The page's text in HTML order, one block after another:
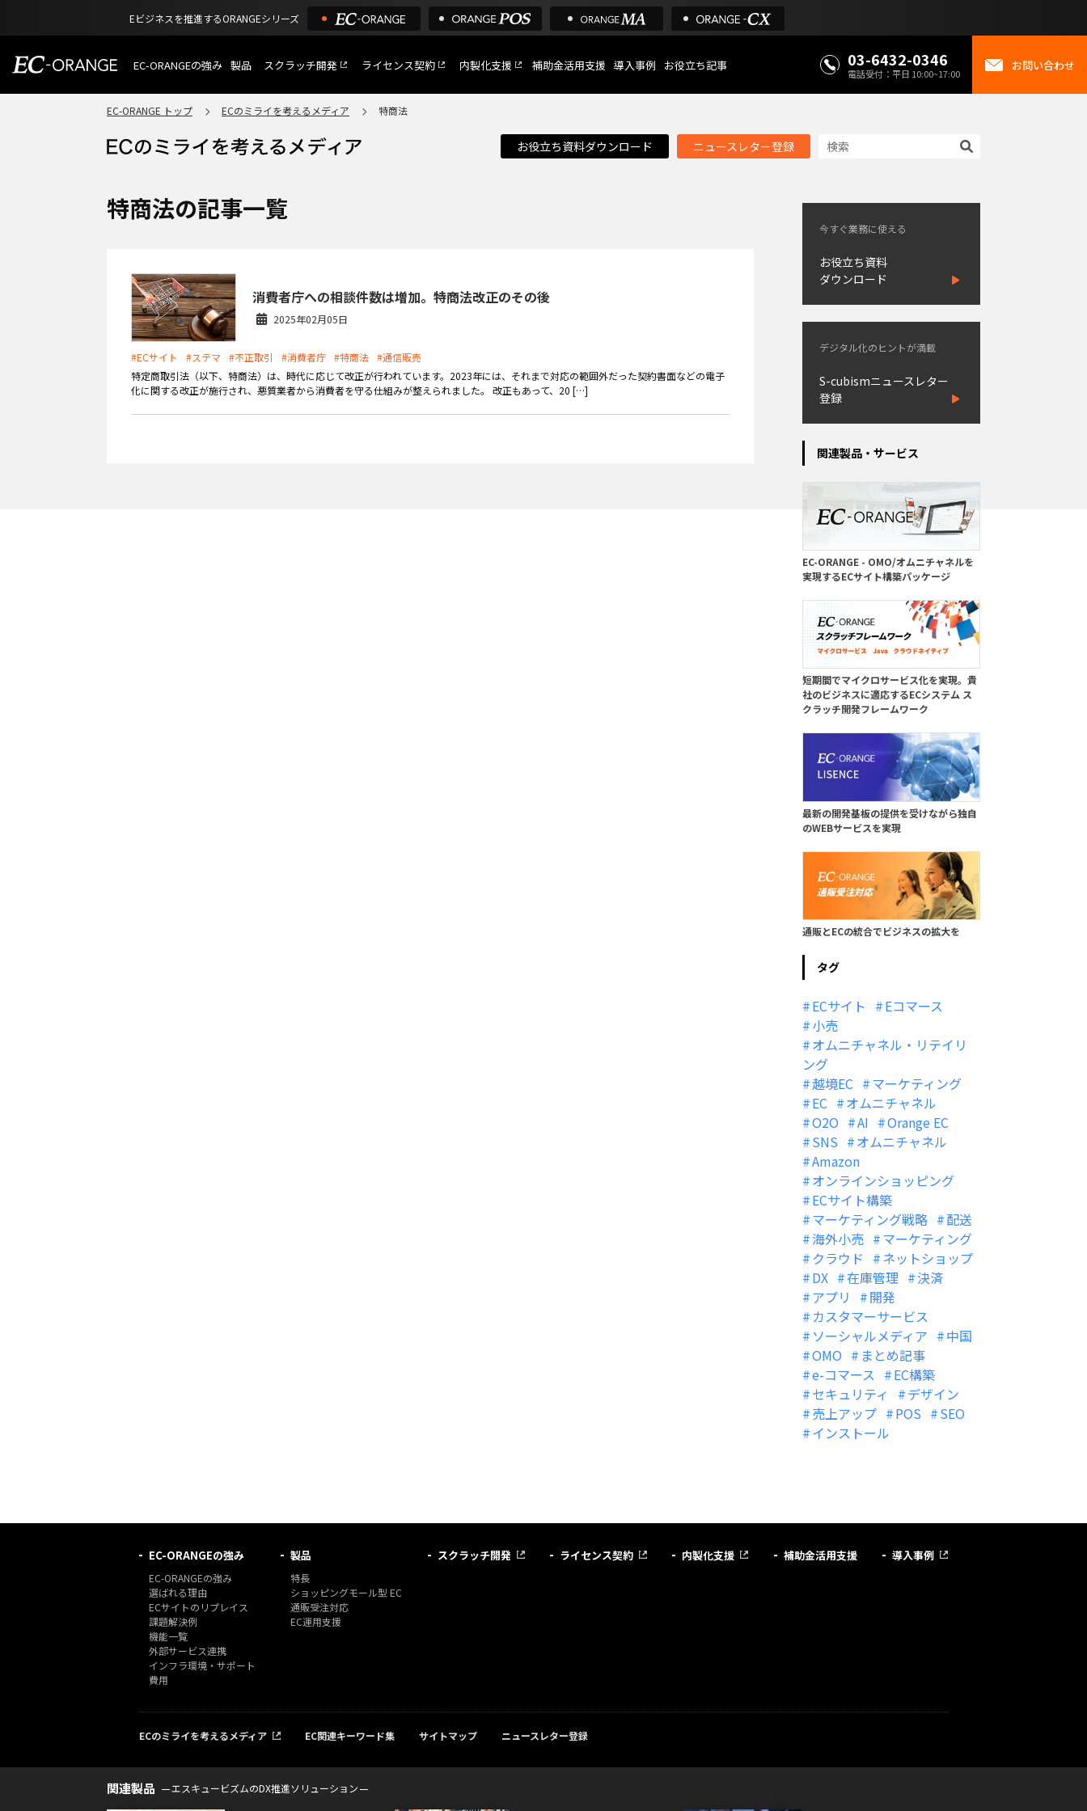
Eビジネスを推進するORANGEシリーズ
EC-ORANGEの強み
選ばれる理由
ECサイトのリプレイス
機能一覧
外部サービス連携
インフラ環境・サポート
製品
特長
ショッピングモール型 EC
通販受注対応
ECと通販の連動を可能に
スクラッチ開発 ライセンス契約 内製化支援 補助金活用支援 導入事例 お役立ち記事 03-6432-0346
電話受付：平日 10:00~17:00
お問い合わせ
EC-ORANGE トップ ECのミライを考えるメディア 特商法
お役立ち資料ダウンロード ニュースレター登録
特商法の記事一覧
消費者庁への相談件数は増加。特商法改正のその後
2025年02月05日
#ECサイト #ステマ #不正取引 #消費者庁 #特商法 #通信販売
特定商取引法（以下、特商法）は、時代に応じて改正が行われています。2023年には、それまで対応の範囲外だった契約書面などの電子
化に関する改正が施行され、悪質業者から消費者を守る仕組みが整えられました。 改正もあって、20 […]
今すぐ業務に使える
お役立ち資料
ダウンロード
デジタル化のヒントが満載
S-cubismニュースレター
登録
関連製品・サービス
EC-ORANGE - OMO/オムニチャネルを
実現するECサイト構築パッケージ
短期間でマイクロサービス化を実現。貴
社のビジネスに適応するECシステム ス
クラッチ開発フレームワーク
最新の開発基板の提供を受けながら独自
のWEBサービスを実現
通販とECの統合でビジネスの拡大を
タグ
ECサイト
Eコマース
小売
オムニチャネル・リテイリ
ング
越境EC
マーケティング
EC
オムニチャネル
O2O
AI
Orange EC
SNS
オムニチャネル
Amazon
オンラインショッピング
ECサイト構築
マーケティング戦略
配送
海外小売
マーケティング
クラウド
ネットショップ
DX
在庫管理
決済
アプリ
開発
カスタマーサービス
ソーシャルメディア
中国
OMO
まとめ記事
e-コマース
EC構築
セキュリティ
デザイン
売上アップ
POS
SEO
インストール
EC-ORANGEの強み
EC-ORANGEの強み
選ばれる理由
ECサイトのリプレイス
課題解決例
機能一覧
外部サービス連携
インフラ環境・サポート
費用
製品
特長
ショッピングモール型 EC
通販受注対応
EC運用支援
スクラッチ開発 ライセンス契約 内製化支援 補助金活用支援 導入事例
ECのミライを考えるメディア EC関連キーワード集 サイトマップ ニュースレター登録
関連製品 エスキュービズムのDX推進ソリューション